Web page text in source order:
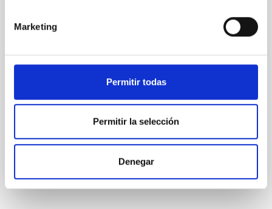
Marketing
Permitir todas
Permitir la selección
Denegar
unexplored. This study aims to fill this gap by
at the
Waas, Jourdan et al.
Fecha de publicación: 6 2026
BIBCODE 2026ASTCS..1100130W